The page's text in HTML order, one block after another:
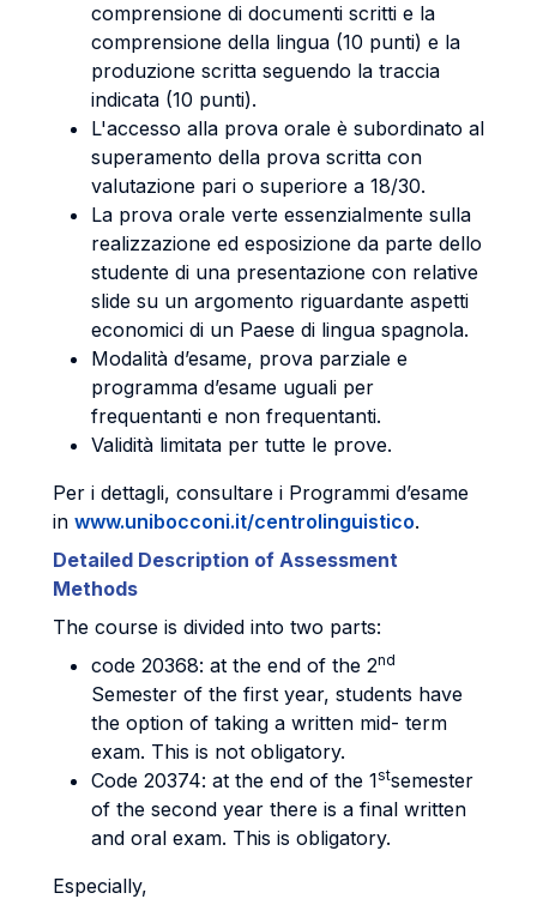
comprensione di documenti scritti e la
comprensione della lingua (10 punti) e la
produzione scritta seguendo la traccia
indicata (10 punti).
L'accesso alla prova orale è subordinato al
superamento della prova scritta con
valutazione pari o superiore a 18/30.
La prova orale verte essenzialmente sulla
realizzazione ed esposizione da parte dello
studente di una presentazione con relative
slide su un argomento riguardante aspetti
economici di un Paese di lingua spagnola.
Modalità d’esame, prova parziale e
programma d’esame uguali per
frequentanti e non frequentanti.
Validità limitata per tutte le prove.
Per i dettagli, consultare i Programmi d’esame
in www.unibocconi.it/centrolinguistico.
Detailed Description of Assessment
Methods
The course is divided into two parts:
code 20368: at the end of the 2nd
Semester of the first year, students have
the option of taking a written mid- term
exam. This is not obligatory.
Code 20374: at the end of the 1stsemester
of the second year there is a final written
and oral exam. This is obligatory.
Especially,